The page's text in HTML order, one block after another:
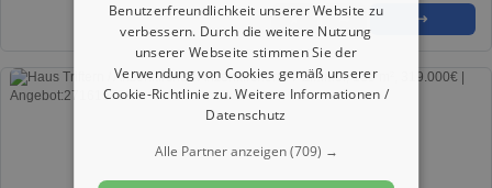
★ ➦ ➜
Benutzerfreundlichkeit unserer Website zu
verbessern. Durch die weitere Nutzung
unserer Webseite stimmen Sie der
Verwendung von Cookies gemäß unserer
Cookie-Richtlinie zu.Weitere Informationen /
Datenschutz
Alle Partner anzeigen(709) →